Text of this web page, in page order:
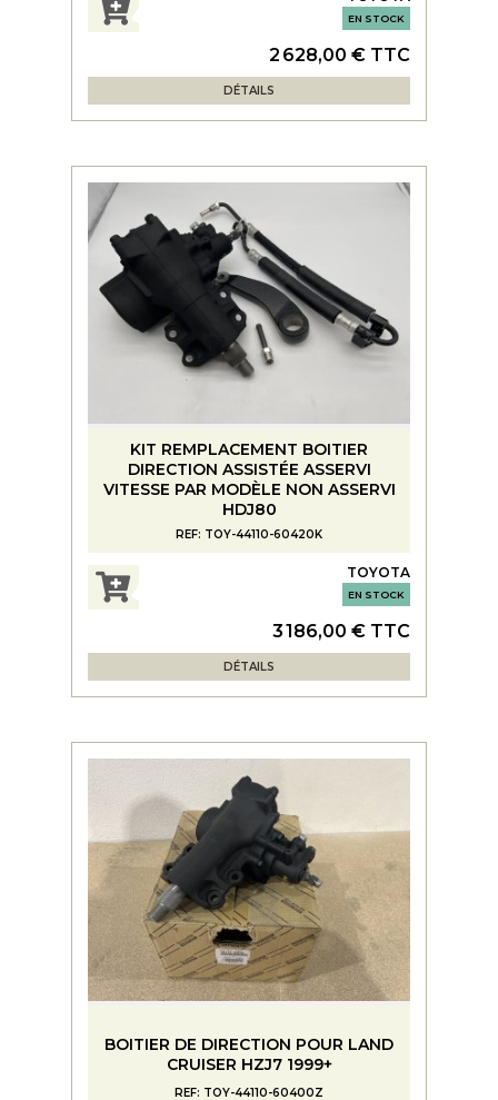
EN STOCK
2 628,00 € TTC
DÉTAILS
KIT REMPLACEMENT BOITIER
DIRECTION ASSISTÉE ASSERVI
VITESSE PAR MODÈLE NON ASSERVI
HDJ80
REF: TOY-44110-60420K
TOYOTA
EN STOCK
3 186,00 € TTC
DÉTAILS
BOITIER DE DIRECTION POUR LAND
CRUISER HZJ7 1999+
REF: TOY-44110-60400Z